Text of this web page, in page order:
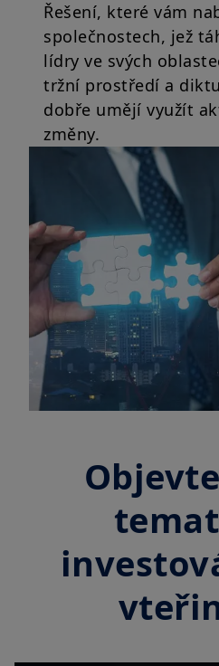
Řešení, které vám
společnostech, jež
lídry ve svých
tržní prostředí a
dobře umějí využít
změny.